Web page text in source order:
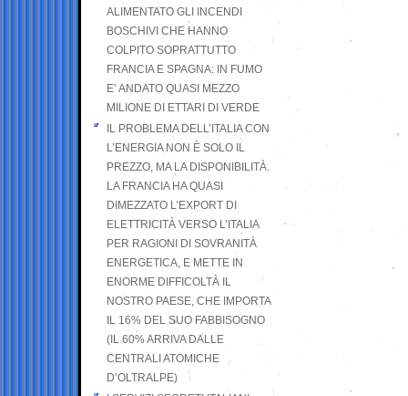
ALIMENTATO GLI INCENDI
BOSCHIVI CHE HANNO
COLPITO SOPRATTUTTO
FRANCIA E SPAGNA: IN FUMO
E’ ANDATO QUASI MEZZO
MILIONE DI ETTARI DI VERDE
IL PROBLEMA DELL’ITALIA CON
L’ENERGIA NON È SOLO IL
PREZZO, MA LA DISPONIBILITÀ.
LA FRANCIA HA QUASI
DIMEZZATO L’EXPORT DI
ELETTRICITÀ VERSO L’ITALIA
PER RAGIONI DI SOVRANITÀ
ENERGETICA, E METTE IN
ENORME DIFFICOLTÀ IL
NOSTRO PAESE, CHE IMPORTA
IL 16% DEL SUO FABBISOGNO
(IL 60% ARRIVA DALLE
CENTRALI ATOMICHE
D’OLTRALPE)